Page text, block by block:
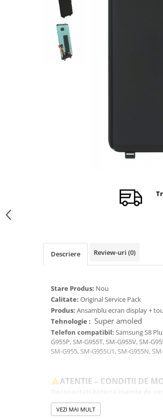
Ecrane Diverse
Baterie externa
Carcase si capace
Suruburi si adezivi
Piese din dezmembrari (SWAP)
Scule Service GSM
Descriere Review-uri (0)
Stare Produs: Nou
Calitate: Original Service Pack
Produs: Ansamblu ecran display +
Tehnologie : Super amoled
Telefon compatibil: Samsung S8
G955P, SM-G955T, SM-G955V, SM-
SM-G955, SM-G955U1, SM-G955N,
ATENTIE – CONDITII DE
componente.
Testati produsul inainte de montajul
VEZI MAI MULT